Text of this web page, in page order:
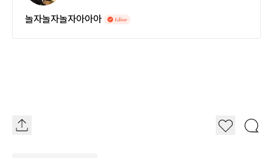
놀자놀자놀자아아아